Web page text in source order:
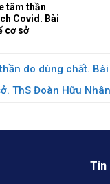
tâm thần
Covid. Bài
cơ sở
do dùng chất.
ThS Đoàn Hữu Nhân
Tin